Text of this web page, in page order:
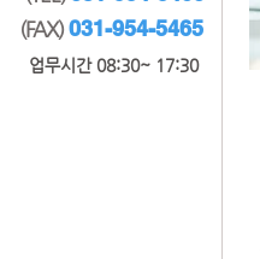
(FAX)031-954-5465
​업무시간 08:30~ 17:30